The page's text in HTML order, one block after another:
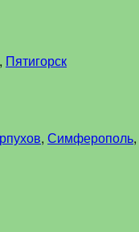
, Пятигорск
, Симферополь,